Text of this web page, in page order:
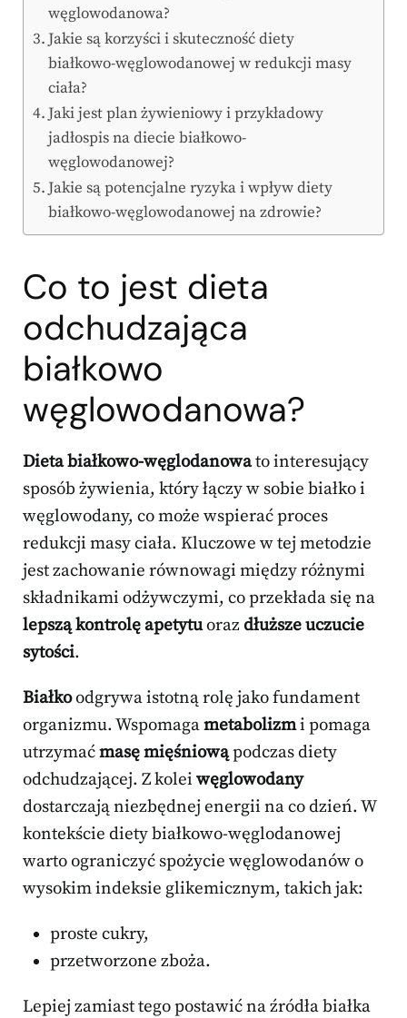
węglowodanowa?
Jakie są korzyści i skuteczność diety
białkowo-węglowodanowej w redukcji masy
ciała?
Jaki jest plan żywieniowy i przykładowy
jadłospis na diecie białkowo-
węglowodanowej?
Jakie są potencjalne ryzyka i wpływ diety
białkowo-węglowodanowej na zdrowie?
Co to jest dieta
odchudzająca
białkowo
węglowodanowa?
Dieta białkowo-węglodanowato interesujący
sposób żywienia, który łączy w sobie białko i
węglowodany, co może wspierać proces
redukcji masy ciała. Kluczowe w tej metodzie
jest zachowanie równowagi między różnymi
składnikami odżywczymi, co przekłada się na
lepszą kontrolę apetytuorazdłuższe uczucie
sytości.
Białkoodgrywa istotną rolę jako fundament
organizmu. Wspomagametabolizmi pomaga
utrzymaćmasę mięśniowąpodczas diety
odchudzającej. Z kolei węglowodany
dostarczają niezbędnej energii na co dzień. W
kontekście diety białkowo-węglodanowej
warto ograniczyć spożycie węglowodanów o
wysokim indeksie glikemicznym, takich jak:
proste cukry,
przetworzone zboża.
Lepiej zamiast tego postawić na źródła białka